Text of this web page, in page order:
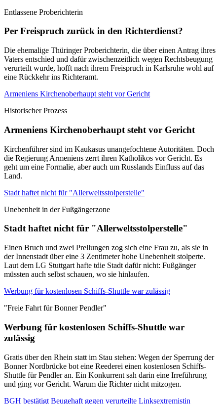
Entlassene Proberichterin
Per Freispruch zurück in den Richterdienst?
Die ehemalige Thüringer Proberichterin, die über einen Antrag ihres
Vaters entschied und dafür zwischenzeitlich wegen Rechtsbeugung
verurteilt wurde, hofft nach ihrem Freispruch in Karlsruhe wohl auf
eine Rückkehr ins Richteramt.
Armeniens Kirchenoberhaupt steht vor Gericht
Historischer Prozess
Armeniens Kirchenoberhaupt steht vor Gericht
Kirchenführer sind im Kaukasus unangefochtene Autoritäten. Doch
die Regierung Armeniens zerrt ihren Katholikos vor Gericht. Es
geht um eine Formalie, aber auch um Russlands Einfluss auf das
Land.
Stadt haftet nicht für "Allerweltsstolperstelle"
Unebenheit in der Fußgängerzone
Stadt haftet nicht für "Allerweltsstolperstelle"
Einen Bruch und zwei Prellungen zog sich eine Frau zu, als sie in
der Innenstadt über eine 3 Zentimeter hohe Unebenheit stolperte.
Laut dem LG Stuttgart hafte tdie Stadt dafür nicht: Fußgänger
müssten auch selbst schauen, wo sie hinlaufen.
Werbung für kostenlosen Schiffs-Shuttle war zulässig
"Freie Fahrt für Bonner Pendler"
Werbung für kostenlosen Schiffs-Shuttle war
zulässig
Gratis über den Rhein statt im Stau stehen: Wegen der Sperrung der
Bonner Nordbrücke bot eine Reederei einen kostenlosen Schiffs-
Shuttle für Pendler an. Ein Konkurrent sah darin eine Irreführung
und ging vor Gericht. Warum die Richter nicht mitzogen.
BGH bestätigt Beugehaft gegen verurteilte Linksextremistin